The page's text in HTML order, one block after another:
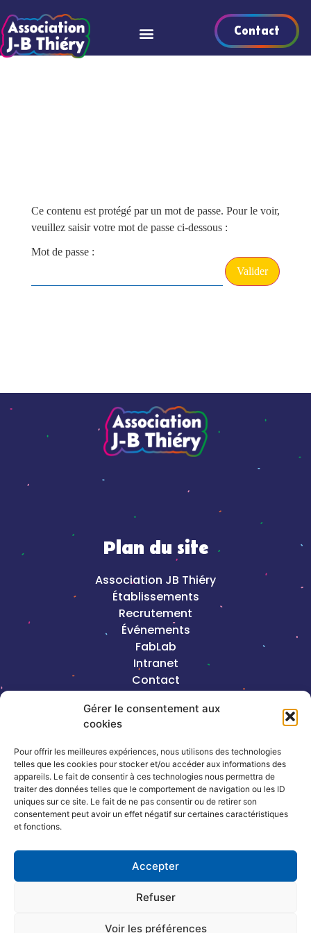
Gérer le consentement aux
cookies
Pour offrir les meilleures expériences, nous utilisons des technologies
telles que les cookies pour stocker et/ou accéder aux informations des
appareils. Le fait de consentir à ces technologies nous permettra de
traiter des données telles que le comportement de navigation ou les ID
uniques sur ce site. Le fait de ne pas consentir ou de retirer son
consentement peut avoir un effet négatif sur certaines caractéristiques
et fonctions.
Accepter
Refuser
Voir les préférences
Contact
Ce contenu est protégé par un mot de passe. Pour le voir,
veuillez saisir votre mot de passe ci-dessous :
Mot de passe :
Plan du site
Association JB Thiéry
Établissements
Recrutement
Événements
FabLab
Intranet
Contact
site internet, Keole & Gazoline
Coordonnées
13, rue de la République – 54320
03 83 17 66 66